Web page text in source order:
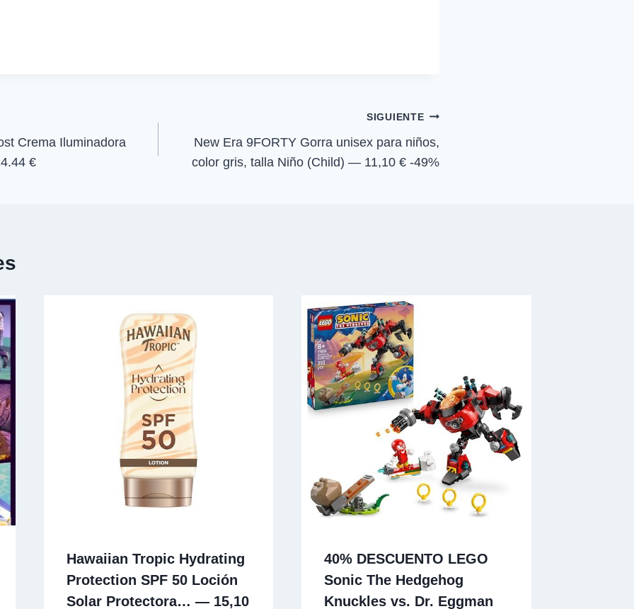
Crema Iluminadora
€
SIGUIENTE
New Era 9FORTY Gorra unisex para niños,
color gris, talla Niño (Child) — 11,10 € -49%
Hawaiian Tropic Hydrating
Protection SPF 50 Loción
Solar Protectora… — 15,10
40% DESCUENTO LEGO
Sonic The Hedgehog
Knuckles vs. Dr. Eggman